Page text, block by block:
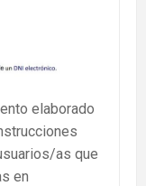
elaborado
as que
en